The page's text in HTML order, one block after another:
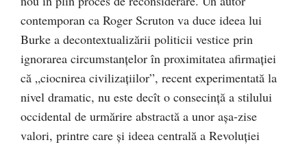
contemporan ca Roger Scruton va duce ideea lui
Burke a decontextualizării politicii vestice prin
ignorarea circumstanţelor în proximitatea afirmaţiei
că „ciocnirea civilizaţiilor”, recent experimentată la
nivel dramatic, nu este decît o consecinţă a stilului
occidental de urmărire abstractă a unor aşa-zise
valori, printre care şi ideea centrală a Revoluţiei